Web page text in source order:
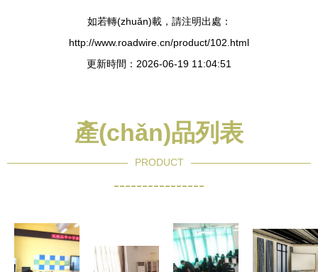
如若轉(zhuǎn)載，請注明出處：
http://www.roadwire.cn/product/102.html
更新時間：2026-06-19 11:04:51
產(chǎn)品列表
PRODUCT
----------------